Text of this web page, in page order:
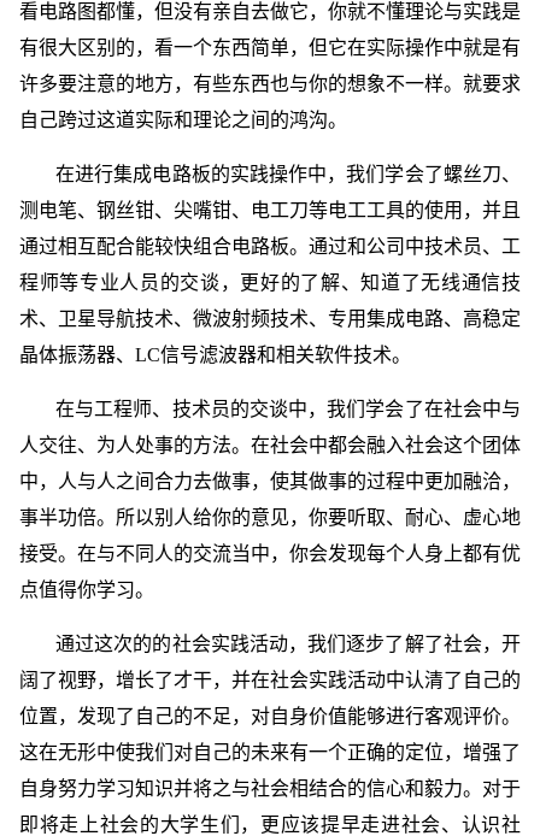
看电路图都懂，但没有亲自去做它，你就不懂理论与实践是
有很大区别的，看一个东西简单，但它在实际操作中就是有
许多要注意的地方，有些东西也与你的想象不一样。就要求
自己跨过这道实际和理论之间的鸿沟。
在进行集成电路板的实践操作中，我们学会了螺丝刀、
测电笔、钢丝钳、尖嘴钳、电工刀等电工工具的使用，并且
通过相互配合能较快组合电路板。通过和公司中技术员、工
程师等专业人员的交谈，更好的了解、知道了无线通信技
术、卫星导航技术、微波射频技术、专用集成电路、高稳定
晶体振荡器、LC信号滤波器和相关软件技术。
在与工程师、技术员的交谈中，我们学会了在社会中与
人交往、为人处事的方法。在社会中都会融入社会这个团体
中，人与人之间合力去做事，使其做事的过程中更加融洽，
事半功倍。所以别人给你的意见，你要听取、耐心、虚心地
接受。在与不同人的交流当中，你会发现每个人身上都有优
点值得你学习。
通过这次的的社会实践活动，我们逐步了解了社会，开
阔了视野，增长了才干，并在社会实践活动中认清了自己的
位置，发现了自己的不足，对自身价值能够进行客观评价。
这在无形中使我们对自己的未来有一个正确的定位，增强了
自身努力学习知识并将之与社会相结合的信心和毅力。对于
即将走上社会的大学生们，更应该提早走进社会、认识社